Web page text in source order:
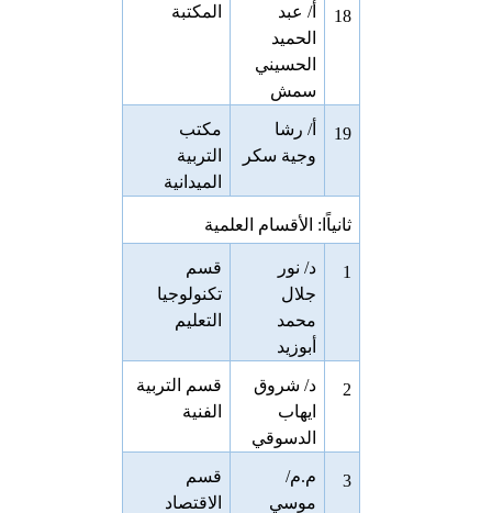
18
أ/ عبد
الحميد
الحسيني
سمش
المكتبة
19
أ/ رشا
وجية سكر
مكتب
التربية
الميدانية
ثانياًا: الأقسام العلمية
1
د/ نور
جلال
محمد
أبوزيد
قسم
تكنولوجيا
التعليم
2
د/ شروق
ايهاب
الدسوقي
قسم التربية
الفنية
3
م.م/
موسي
قسم
الاقتصاد